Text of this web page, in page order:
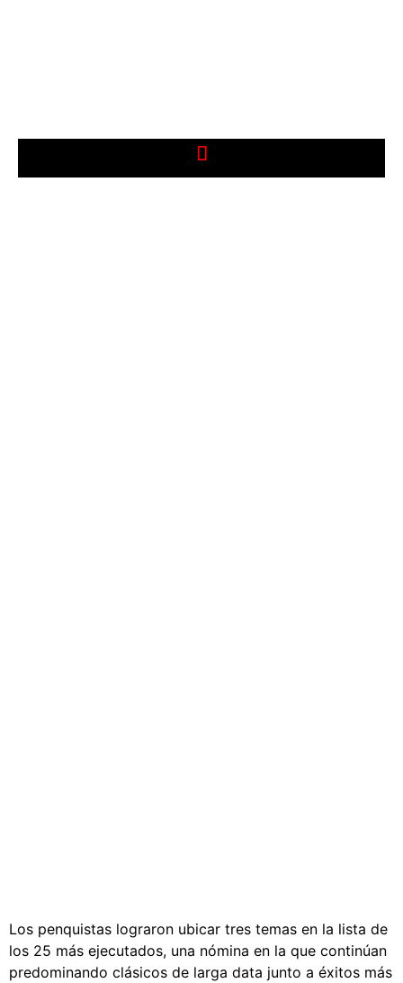
Los penquistas lograron ubicar tres temas en la lista de
los 25 más ejecutados, una nómina en la que continúan
predominando clásicos de larga data junto a éxitos más